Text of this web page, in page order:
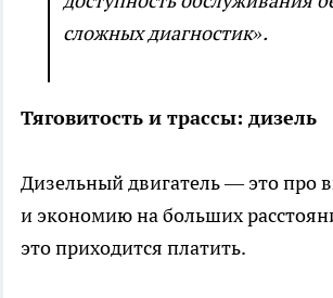
сложных диагностик».
Тяговитость и трассы: дизель
Дизельный двигатель — это про
и экономию на больших
это приходится платить.